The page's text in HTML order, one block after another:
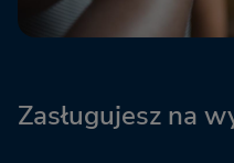
Zasługujesz na